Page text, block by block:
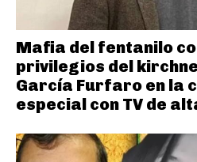
Mafia del fentanilo
privilegios del
García Furfaro en la
especial con TV de